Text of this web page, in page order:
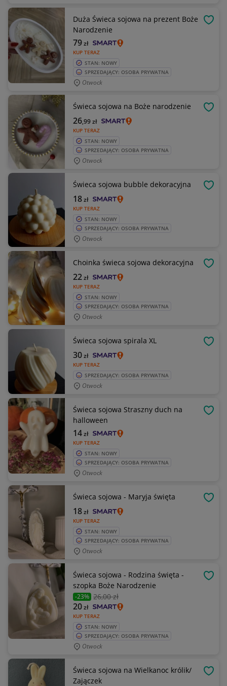
Duża Świeca sojowa na prezent Boże
Narodzenie
KUP TERAZ
79zł
STAN: NOWY
SPRZEDAJĄCY: OSOBA PRYWATNA
Otwock
Świeca sojowa na Boże narodzenie
KUP TERAZ
26,99zł
STAN: NOWY
SPRZEDAJĄCY: OSOBA PRYWATNA
Otwock
Świeca sojowa bubble dekoracyjna
KUP TERAZ
18zł
STAN: NOWY
SPRZEDAJĄCY: OSOBA PRYWATNA
Otwock
Choinka świeca sojowa dekoracyjna
KUP TERAZ
22zł
STAN: NOWY
SPRZEDAJĄCY: OSOBA PRYWATNA
Otwock
Świeca sojowa spirala XL
KUP TERAZ
30zł
SPRZEDAJĄCY: OSOBA PRYWATNA
Otwock
Świeca sojowa Straszny duch na
halloween
KUP TERAZ
14zł
STAN: NOWY
SPRZEDAJĄCY: OSOBA PRYWATNA
Otwock
Świeca sojowa - Maryja święta
KUP TERAZ
18zł
STAN: NOWY
SPRZEDAJĄCY: OSOBA PRYWATNA
Otwock
Świeca sojowa - Rodzina święta -
szopka Boże Narodzenie
-23% 26,00 zł
KUP TERAZ
20zł
STAN: NOWY
SPRZEDAJĄCY: OSOBA PRYWATNA
Otwock
Świeca sojowa na Wielkanoc królik/
Zajączek